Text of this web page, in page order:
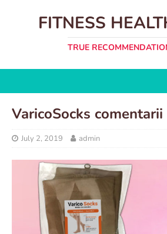
FITNESS
TRUE
VaricoSocks comentarii
July 2, 2019 admin